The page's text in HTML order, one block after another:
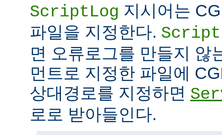
ScriptLog 지시어는
파일을 지정한다.
면 오류로그를 만들지 않
먼트로 지정한 파일에
상대경로를 지정하면
로로 받아들인다.